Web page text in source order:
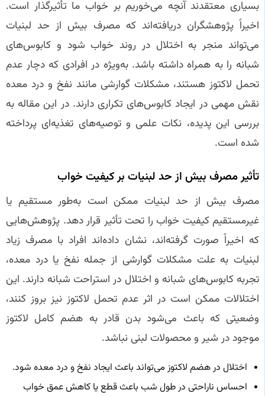
بسیاری معتقدند آنچه می‌خوریم بر خواب ما تأثیرگذار است.
اخیراً پژوهشگران دریافته‌اند که مصرف بیش از حد لبنیات
می‌تواند منجر به اختلال در روند خواب شود و کابوس‌های
شبانه را به همراه داشته باشد. به‌ویژه در افرادی که دچار عدم
تحمل لاکتوز هستند، مشکلات گوارشی مانند نفخ و درد معده
نقش مهمی در ایجاد کابوس‌های تکراری دارند. در این مقاله به
بررسی این پدیده، نکات علمی و توصیه‌های تغذیه‌ای پرداخته
شده است.
تأثیر مصرف بیش از حد لبنیات بر کیفیت خواب
مصرف بیش از حد لبنیات ممکن است به‌طور مستقیم یا
غیرمستقیم کیفیت خواب را تحت تأثیر قرار دهد. پژوهش‌هایی
که اخیراً صورت گرفته‌اند، نشان داده‌اند افراد با مصرف زیاد
لبنیات به علت مشکلات گوارشی از جمله نفخ یا درد معده،
تجربه کابوس‌های شبانه و اختلال در استراحت شبانه دارند. این
اختلالات ممکن است در اثر عدم تحمل لاکتوز نیز بروز کنند،
وضعیتی که باعث می‌شود بدن قادر به هضم کامل لاکتوز
موجود در شیر و محصولات لبنی نباشد.
اختلال در هضم لاکتوز می‌تواند باعث ایجاد نفخ و درد معده شود.
احساس ناراحتی در طول شب باعث قطع یا کاهش عمق خواب